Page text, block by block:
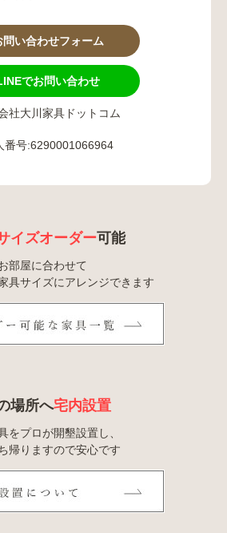
問い合わせフォーム
でお問い合わせ
社大川家具ドットコム
番号:6290001066964
イズオーダー可能
部屋に合わせて
具サイズにアレンジできます
場所へ宅内設置
をプロが開墾設置し、
帰りますので安心です